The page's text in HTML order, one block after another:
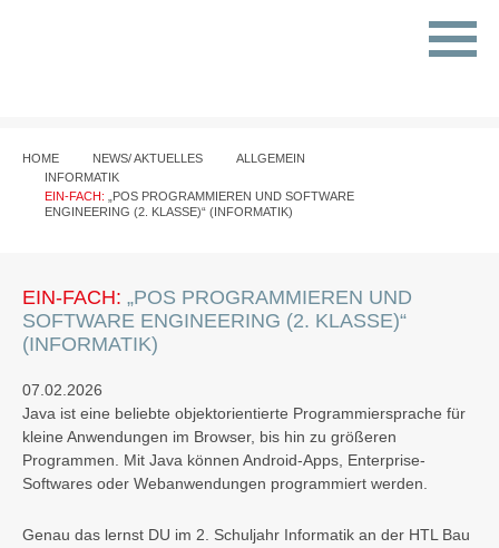
HOME NEWS/ AKTUELLES
ALLGEMEIN
INFORMATIK
EIN-FACH:
„POS PROGRAMMIEREN UND SOFTWARE
ENGINEERING (2. KLASSE)“ (INFORMATIK)
EIN-FACH: „POS PROGRAMMIEREN UND
SOFTWARE ENGINEERING (2. KLASSE)“
(INFORMATIK)
07.02.2026
Java ist eine beliebte objektorientierte Programmiersprache für
kleine Anwendungen im Browser, bis hin zu größeren
Programmen. Mit Java können Android-Apps, Enterprise-
Softwares oder Webanwendungen programmiert werden.
Genau das lernst DU im 2. Schuljahr Informatik an der HTL Bau